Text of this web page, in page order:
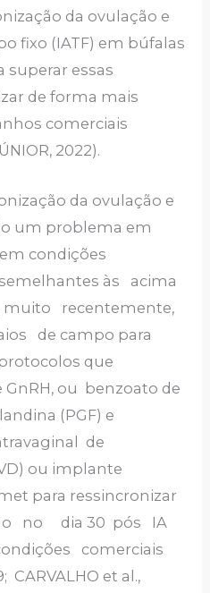
da ovulação e
fixo (IATF) em búfalas
superar essas
de forma mais
comerciais
2022).
da ovulação e
um problema em
condições
às acima
muito recentemente,
de campo para
que
ou benzoato de
(PGF) e
de
ou implante
para ressincronizar
no dia 30 pós IA
comerciais
CARVALHO et al.,